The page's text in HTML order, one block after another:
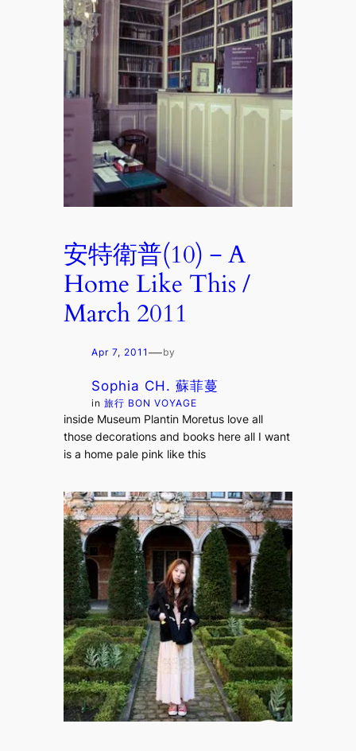
安特衛普(10)－A
Home Like This /
March 2011
Apr 7, 2011—by
Sophia CH. 蘇菲蔓
in旅行 BON VOYAGE
inside Museum Plantin Moretus love all
those decorations and books here all I want
is a home pale pink like this